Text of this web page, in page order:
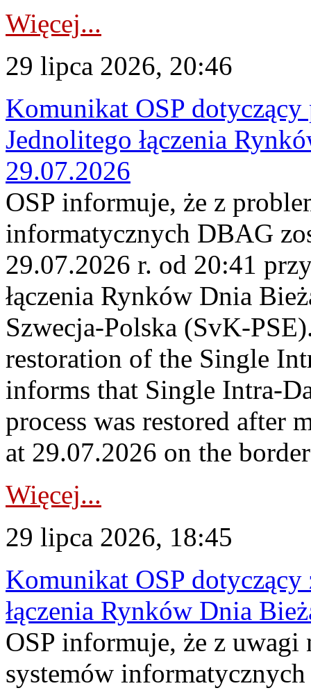
Więcej...
29 lipca 2026, 20:46
Komunikat OSP
Jednolitego łączenia
29.07.2026
OSP informuje, że z
informatycznych DBAG
29.07.2026 r. od 20:41
łączenia Rynków Dnia
Szwecja-Polska (SvK-
restoration of the Single
informs that Single Intra-
process was restored after
at 29.07.2026 on the
Więcej...
29 lipca 2026, 18:45
Komunikat OSP dotyczący
łączenia Rynków Dnia
OSP informuje, że z uwagi
systemów